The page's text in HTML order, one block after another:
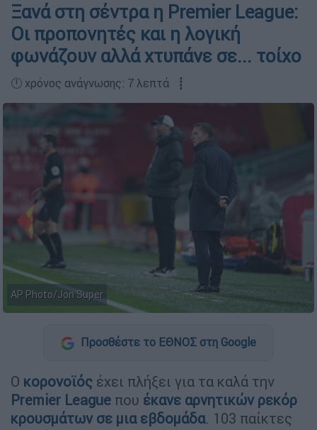
Ξανά στη σέντρα η Premier League:
Οι προπονητές και η λογική
φωνάζουν αλλά χτυπάνε σε... τοίχο
🕛 χρόνος ανάγνωσης: 7 λεπτά ┋
AP Photo/Jon Super
Προσθέστε το ΕΘΝΟΣ στη Google
Ο κορονοϊός έχει πλήξει για τα καλά την
Premier League που έκανε αρνητικών ρεκόρ
κρουσμάτων σε μια εβδομάδα. 103 παίκτες